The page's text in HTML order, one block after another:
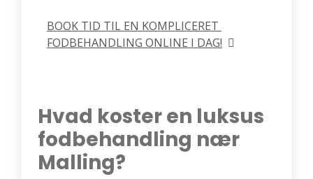
BOOK TID TIL EN KOMPLICERET
FODBEHANDLING ONLINE I DAG!
Hvad koster en luksus
fodbehandling nær
Malling?